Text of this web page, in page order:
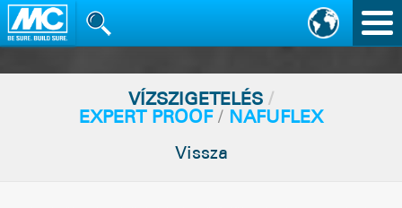
VÍZSZIGETELÉS /
EXPERT PROOF / NAFUFLEX
Vissza